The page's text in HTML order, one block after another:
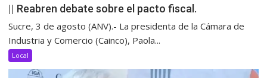
|| Reabren debate sobre el pacto fiscal.
Sucre, 3 de agosto (ANV).- La presidenta de la Cámara de
Industria y Comercio (Cainco), Paola...
Local